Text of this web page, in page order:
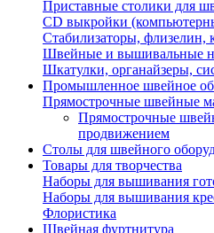
Приставные столики для
СD выкройки
Стабилизаторы, флизелин,
Швейные и вышивальные
Шкатулки, органайзеры,
Промышленное швейное
Прямострочные швейные
Прямострочные
продвижением
Столы для швейного
Товары для творчества
Наборы для вышивания
Наборы для вышивания
Флористика
Швейная фуртнитура